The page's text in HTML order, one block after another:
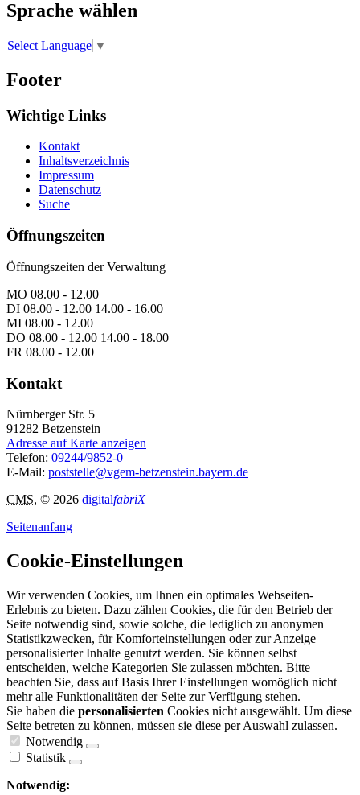
Sprache wählen
Select Language ▼
Footer
Wichtige Links
Kontakt
Inhaltsverzeichnis
Impressum
Datenschutz
Suche
Öffnungszeiten
Öffnungszeiten der Verwaltung
MO 08.00 - 12.00
DI 08.00 - 12.00 14.00 - 16.00
MI 08.00 - 12.00
DO 08.00 - 12.00 14.00 - 18.00
FR 08.00 - 12.00
Kontakt
Nürnberger Str. 5
91282 Betzenstein
Adresse auf Karte anzeigen
Telefon: 09244/9852-0
E-Mail: poststelle@vgem-betzenstein.bayern.de
CMS, © 2026 digitalfabriX
Seitenanfang
Cookie-Einstellungen
Wir verwenden Cookies, um Ihnen ein optimales Webseiten-
Erlebnis zu bieten. Dazu zählen Cookies, die für den Betrieb der
Seite notwendig sind, sowie solche, die lediglich zu anonymen
Statistikzwecken, für Komforteinstellungen oder zur Anzeige
personalisierter Inhalte genutzt werden. Sie können selbst
entscheiden, welche Kategorien Sie zulassen möchten. Bitte
beachten Sie, dass auf Basis Ihrer Einstellungen womöglich nicht
mehr alle Funktionalitäten der Seite zur Verfügung stehen.
Sie haben die personalisierten Cookies nicht ausgewählt. Um diese
Seite betreten zu können, müssen sie diese per Auswahl zulassen.
Notwendig
Statistik
Notwendig: